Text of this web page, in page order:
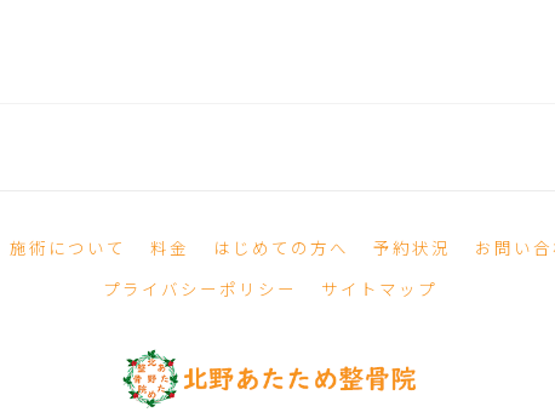
施術について 料金 はじめての方へ 予約状況 お問い
プライバシーポリシー
サイトマップ